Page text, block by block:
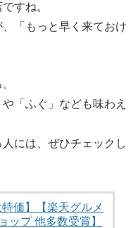
すね。
「もっと早く来ておけ
「ふぐ」なども味わえ
には、ぜひチェックし
価】【楽天グルメ
ップ 他多数受賞】